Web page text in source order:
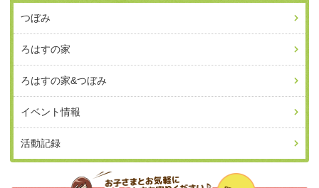
つぼみ
ろはすの家
ろはすの家&つぼみ
イベント情報
活動記録